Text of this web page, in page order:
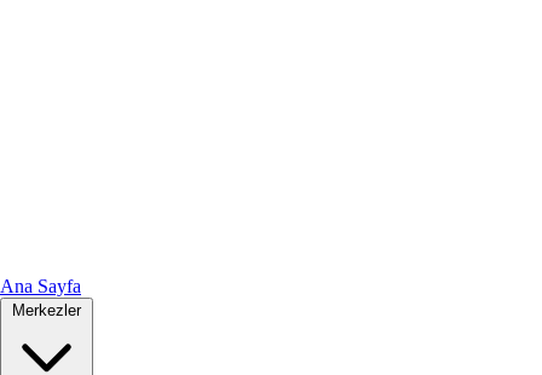
Ana Sayfa
Merkezler